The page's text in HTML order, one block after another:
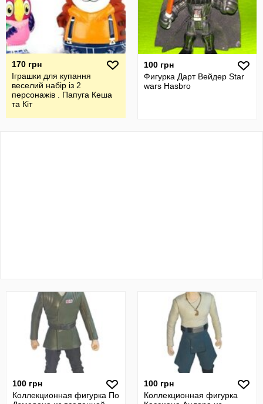
170 грн
Іграшки для купання
веселий набір із 2
персонажів . Папуга Кеша
та Кіт
100 грн
Фигурка Дарт Вейдер Star
wars Hasbro
100 грн
Коллекционная фигурка По
100 грн
Коллекционная фигурка